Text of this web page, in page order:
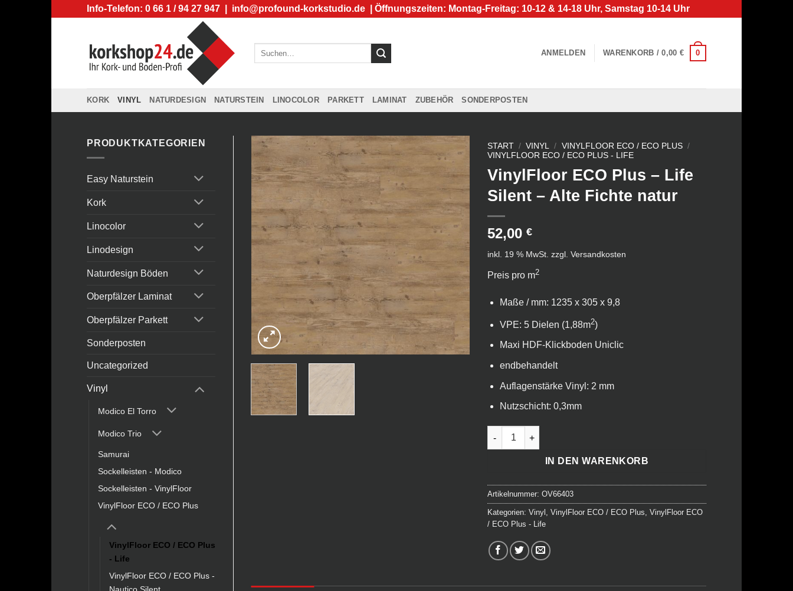
Info-Telefon: 0 66 1 / 94 27 947 | info@profound-korkstudio.de | Öffnungszeiten: Montag-Freitag: 10-12 & 14-18 Uhr, Samstag 10-14 Uhr
ANMELDEN WARENKORB /0,00 € 0
KORK VINYL NATURDESIGN NATURSTEIN LINOCOLOR PARKETT LAMINAT ZUBEHÖR SONDERPOSTEN
PRODUKTKATEGORIEN
Easy Naturstein
Kork
Linocolor
Linodesign
Naturdesign Böden
Oberpfälzer Laminat
Oberpfälzer Parkett
Sonderposten
Uncategorized
Vinyl
Modico El Torro
Modico Trio
Samurai
Sockelleisten - Modico
Sockelleisten - VinylFloor
VinylFloor ECO / ECO Plus
VinylFloor ECO / ECO Plus
- Life
VinylFloor ECO / ECO Plus -
START / VINYL / VINYLFLOOR ECO / ECO PLUS /
VINYLFLOOR ECO / ECO PLUS - LIFE
VinylFloor ECO Plus – Life
Silent – Alte Fichte natur
52,00€
inkl. 19 % MwSt. zzgl.Versandkosten
Preis pro m2
Maße / mm: 1235 x 305 x 9,8
VPE: 5 Dielen (1,88m2)
Maxi HDF-Klickboden Uniclic
endbehandelt
Auflagenstärke Vinyl: 2 mm
Nutzschicht: 0,3mm
VinylFloor ECO Plus - Life Silent - Alte Fichte natur Menge
IN DEN WARENKORB
Artikelnummer:OV66403
Kategorien:Vinyl ,VinylFloor ECO / ECO Plus ,VinylFloor ECO
/ ECO Plus - Life